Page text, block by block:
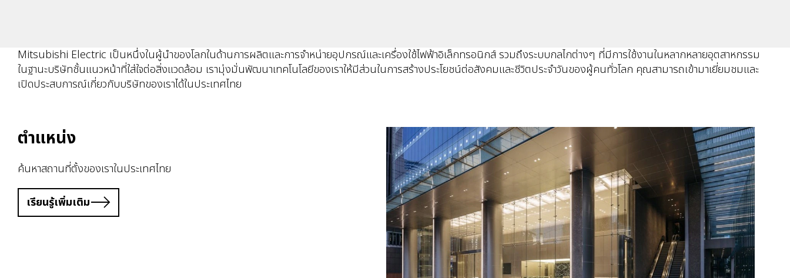
Mitsubishi Electric เป็นหนึ่งในผู้นำของโลกในด้านการผลิตและการจำหน่ายอุปกรณ์และเครื่องใช้ไฟฟ้าอิเล็กทรอนิกส์ รวมถึงระบบกลไกต่างๆ ที่มีการใช้งานในหลากหลายอุตสาหกรรม
ในฐานะบริษัทชั้นแนวหน้าที่ใส่ใจต่อสิ่งแวดล้อม เรามุ่งมั่นพัฒนาเทคโนโลยีของเราให้มีส่วนในการสร้างประโยชน์ต่อสังคมและชีวิตประจำวันของผู้คนทั่วโลก คุณสามารถเข้ามาเยี่ยมชมและ
เปิดประสบการณ์เกี่ยวกับบริษัทของเราได้ในประเทศไทย
ตำแหน่ง
ค้นหาสถานที่ตั้งของเราในประเทศไทย
เรียนรู้เพิ่มเติม